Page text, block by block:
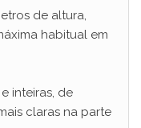
de altura,
habitual em
inteiras, de
claras na parte